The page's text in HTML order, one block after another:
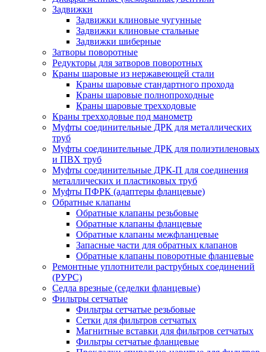
Задвижки
Задвижки клиновые чугунные
Задвижки клиновые стальные
Задвижки шиберные
Затворы поворотные
Редукторы для затворов поворотных
Краны шаровые из нержавеющей стали
Краны шаровые стандартного прохода
Краны шаровые полнопроходные
Краны шаровые трехходовые
Краны трехходовые под манометр
Муфты соединительные ДРК для металлических
труб
Муфты соединительные ДРК для полиэтиленовых
и ПВХ труб
Муфты соединительные ДРК-П для соединения
металлических и пластиковых труб
Муфты ПФРК (адаптеры фланцевые)
Обратные клапаны
Обратные клапаны резьбовые
Обратные клапаны фланцевые
Обратные клапаны межфланцевые
Запасные части для обратных клапанов
Обратные клапаны поворотные фланцевые
Ремонтные уплотнители раструбных соединений
(РУРС)
Седла врезные (седелки фланцевые)
Фильтры сетчатые
Фильтры сетчатые резьбовые
Сетки для фильтров сетчатых
Магнитные вставки для фильтров сетчатых
Фильтры сетчатые фланцевые